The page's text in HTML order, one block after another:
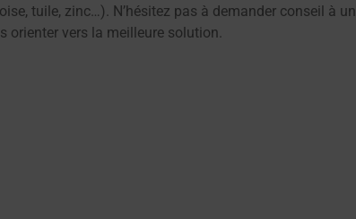
tuile, zinc…). N’hésitez pas à demander conseil à un
orienter vers la meilleure solution.